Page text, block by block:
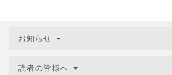
お知らせ
読者の皆様へ